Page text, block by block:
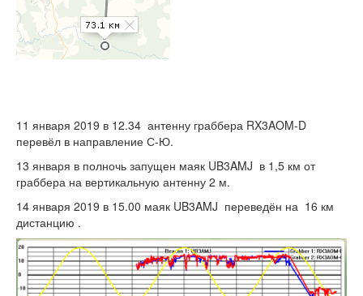
11 января 2019 в 12.34 антенну граббера RX3AOM-D
перевёл в направление С-Ю.
13 января в полночь запущен маяк UB3AMJ в 1,5 км от
граббера на вертикальную антенну 2 м.
14 января 2019 в 15.00 маяк UB3AMJ переведён на 16 км
дистанцию .